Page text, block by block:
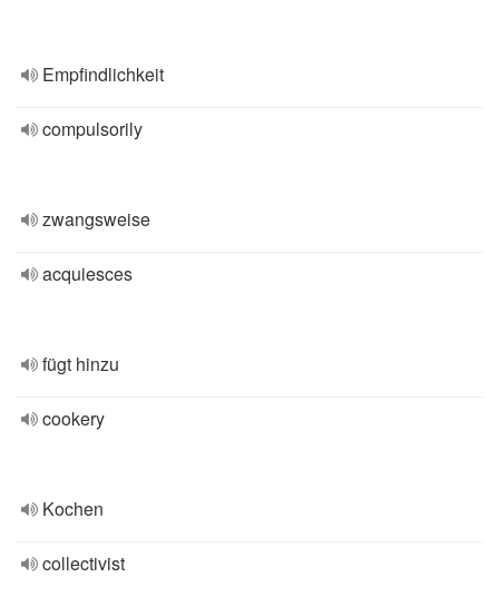
Empfindlichkeit
compulsorily
zwangsweise
acquiesces
fügt hinzu
cookery
Kochen
collectivist